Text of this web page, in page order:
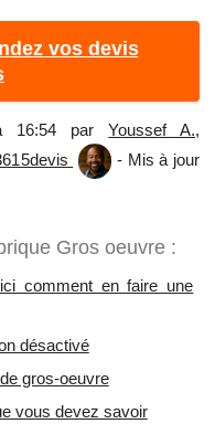
vos devis
16:54 parYoussef A.,
- Mis à jour
Gros oeuvre :
comment en faire une
désactivé
gros-oeuvre
vous devez savoir